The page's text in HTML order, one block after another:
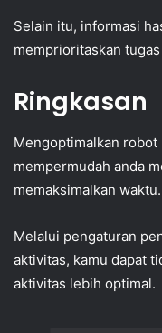
Selain itu, informasi
memprioritaskan
Ringkasan
Mengoptimalkan
mempermudah anda
memaksimalkan waktu.
Melalui pengaturan
aktivitas, kamu dapat
aktivitas lebih optimal.